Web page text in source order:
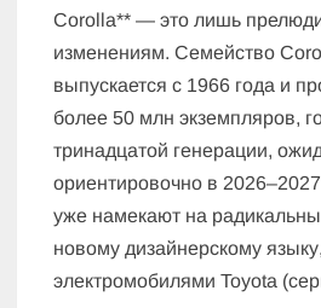
Corolla** — это лишь
изменениям. Семейство
выпускается с 1966 года и
более 50 млн экземпляров,
тринадцатой генерации,
ориентировочно в
уже намекают на
новому дизайнерскому
электромобилями Toyota